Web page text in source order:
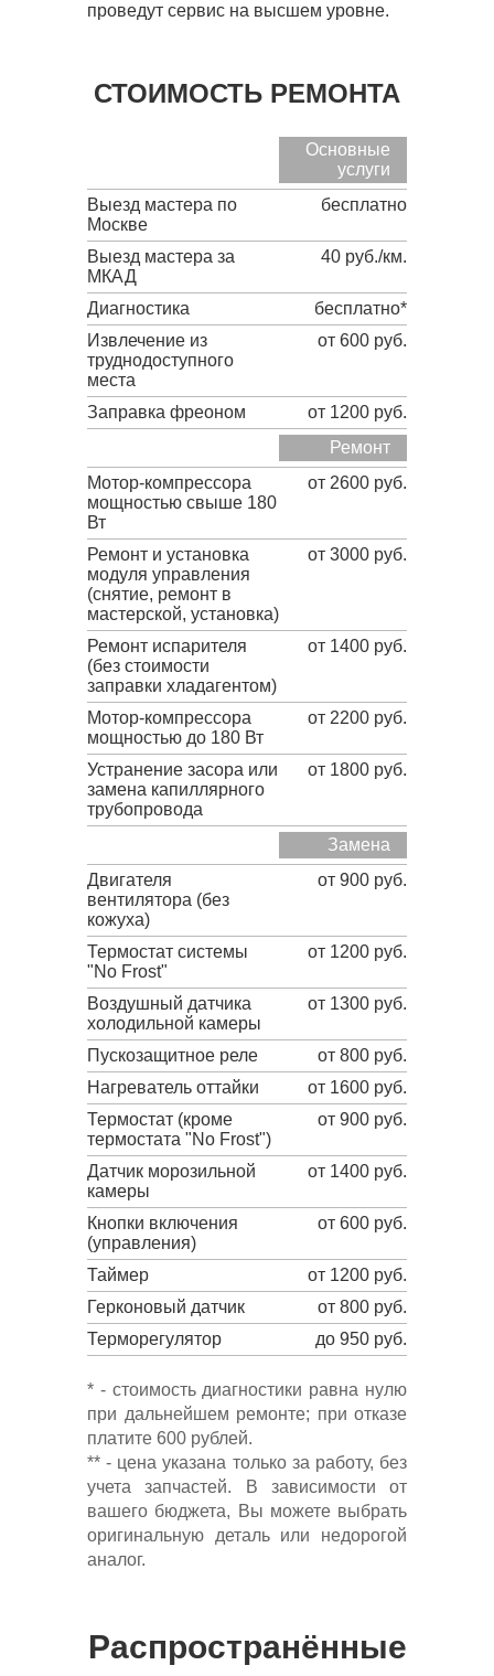
проведут сервис на высшем уровне.
СТОИМОСТЬ РЕМОНТА
Основные
услуги
Выезд мастера по
Москве
бесплатно
Выезд мастера за
МКАД
40 руб./км.
Диагностика
бесплатно*
Извлечение из
труднодоступного
места
от 600 руб.
Заправка фреоном
от 1200 руб.
Ремонт
Мотор-компрессора
мощностью свыше 180
Вт
от 2600 руб.
Ремонт и установка
модуля управления
(снятие, ремонт в
мастерской, установка)
от 3000 руб.
Ремонт испарителя
(без стоимости
заправки хладагентом)
от 1400 руб.
Мотор-компрессора
мощностью до 180 Вт
от 2200 руб.
Устранение засора или
замена капиллярного
трубопровода
от 1800 руб.
Замена
Двигателя
вентилятора (без
кожуха)
от 900 руб.
Термостат системы
"No Frost"
от 1200 руб.
Воздушный датчика
холодильной камеры
от 1300 руб.
Пускозащитное реле
от 800 руб.
Нагреватель оттайки
от 1600 руб.
Термостат (кроме
термостата "No Frost")
от 900 руб.
Датчик морозильной
камеры
от 1400 руб.
Кнопки включения
(управления)
от 600 руб.
Таймер
от 1200 руб.
Герконовый датчик
от 800 руб.
Терморегулятор
до 950 руб.
* - стоимость диагностики равна нулю
при дальнейшем ремонте; при отказе
платите 600 рублей.
** - цена указана только за работу, без
учета запчастей. В зависимости от
вашего бюджета, Вы можете выбрать
оригинальную деталь или недорогой
аналог.
Распространённые